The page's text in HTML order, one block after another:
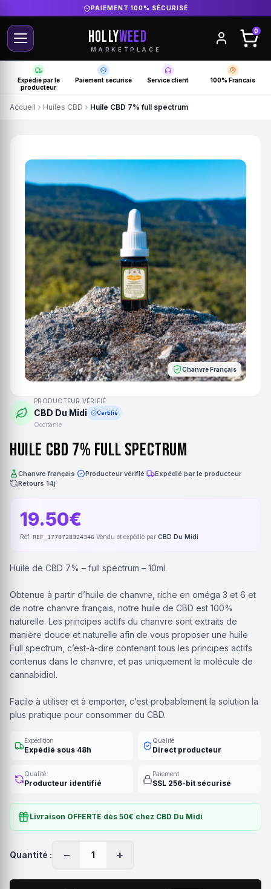
DIRECT PRODUCTEUR FRANÇAIS
HOLLYWEED
MARKETPLACE
0
Expédié par le
producteur
Paiement sécurisé Service client 100% Francais
Accueil Huiles CBD Huile CBD 7% full spectrum
Chanvre Français
PRODUCTEUR VÉRIFIÉ
CBD Du Midi Certifié
Occitanie
Huile CBD 7% full spectrum
Chanvre français Producteur vérifié Expédié par le producteur·
Retours 14j
19.50€
Réf. REF_1770728324346 Vendu et expédié par CBD Du Midi
Huile de CBD 7% – full spectrum – 10ml.
Obtenue à partir d’huile de chanvre, riche en oméga 3 et 6 et
de notre chanvre français, notre huile de CBD est 100%
naturelle. Les principes actifs du chanvre sont extraits de
manière douce et naturelle afin de vous proposer une huile
Full spectrum, c’est-à-dire contenant tous les principes actifs
contenus dans le chanvre, et pas uniquement la molécule de
cannabidiol.
Facile à utiliser et à emporter, c’est probablement la solution la
plus pratique pour consommer du CBD.
Expédition
Expédié sous 48h
Qualité
Direct producteur
Qualité
Producteur identifié
Paiement
SSL 256-bit sécurisé
Livraison OFFERTE dès 50€ chez CBD Du Midi
Quantité : − 1 +